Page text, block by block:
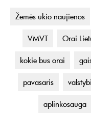
Žemės ūkio naujienos
VMVT Orai
kokie bus orai
pavasaris
aplinkosauga